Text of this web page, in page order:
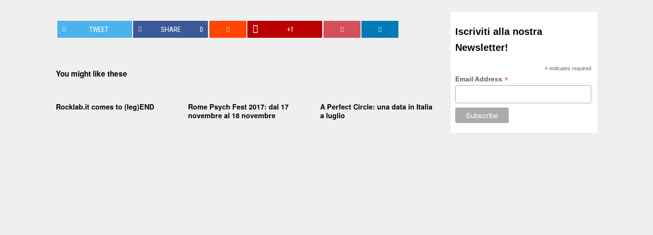
TWEET SHARE 0 +1
You might like these
Rocklab.it comes to (leg)END
Rome Psych Fest 2017: dal 17
novembre al 18 novembre
A Perfect Circle: una data in Italia
a luglio
Iscriviti alla nostra
Newsletter!
* indicates required
Email Address*